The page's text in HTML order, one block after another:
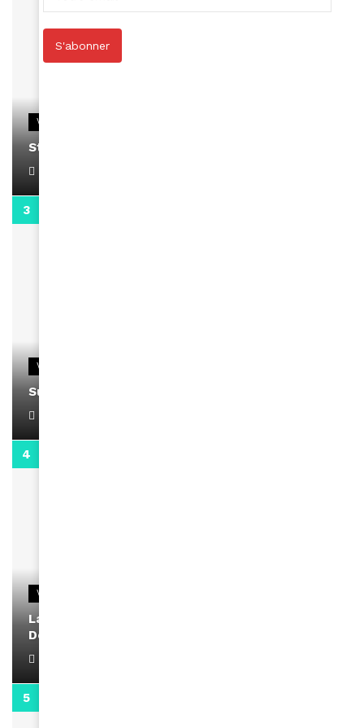
VIDEOS
Stacy passe un message
VIDEOS
Support Black Business Wee-kend
VIDEOS
La rubrique santé speciale coronavirus du
Docteur Makanda
S'abonner